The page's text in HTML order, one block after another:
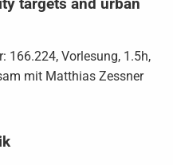
166.224, Vorlesung, 1.5h,
mit Matthias Zessner